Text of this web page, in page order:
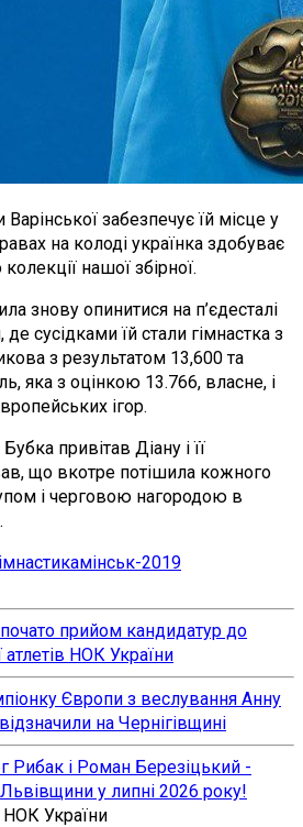
забезпечує їй місце у
на колоді українка здобуває
нашої збірної.
знову опинитися на п’єдесталі
сусідками їй стали гімнастка з
з результатом 13,600 та
яка з оцінкою 13.766, власне, і
ігор.
привітав Діану і її
що вкотре потішила кожного
і черговою нагородою в
мінськ-2019
прийом кандидатур до
атлетів НОК України
Європи з веслування Анну
на Чернігівщині
Рибак і Роман Березіцький -
у липні 2026 року!
НОК України